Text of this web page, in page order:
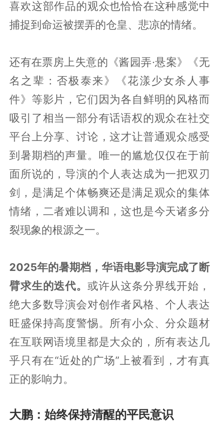
喜欢这部作品的观众也恰恰在这种感觉中
捕捉到命运被摆弄的仓皇、悲凉的情绪。
还有在票房上失意的《酱园弄·悬案》《无
名之辈：否极泰来》《花漾少女杀人事
件》等影片，它们因为各自鲜明的风格而
吸引了相当一部分有话语权的观众在社交
平台上分享、讨论，这才让普通观众感受
到暑期档的声量。唯一的尴尬仅仅在于前
面所说的，导演的个人表达成为一把双刃
剑，是满足个体畅爽还是满足观众的集体
情绪，二者难以调和，这也是今天诸多分
裂现象的根源之一。
2025年的暑期档，华语电影导演完成了断
臂求生的迭代。 或许从这条分界线开始，
绝大多数导演会对创作者风格、个人表达
旺盛保持高度警惕。所有小众、分众题材
在互联网语境里都是大众的，所有表达几
乎只有在“近处的广场”上被看到，才有真
正的影响力。
大鹏：始终保持清醒的平民意识